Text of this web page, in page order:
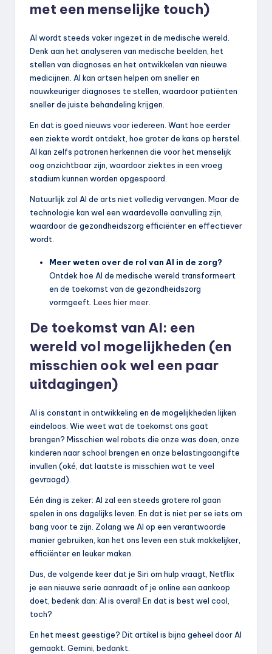
met een menselijke touch)
AI wordt steeds vaker ingezet in de medische wereld.
Denk aan het analyseren van medische beelden, het
stellen van diagnoses en het ontwikkelen van nieuwe
medicijnen. AI kan artsen helpen om sneller en
nauwkeuriger diagnoses te stellen, waardoor patiënten
sneller de juiste behandeling krijgen.
En dat is goed nieuws voor iedereen. Want hoe eerder
een ziekte wordt ontdekt, hoe groter de kans op herstel.
AI kan zelfs patronen herkennen die voor het menselijk
oog onzichtbaar zijn, waardoor ziektes in een vroeg
stadium kunnen worden opgespoord.
Natuurlijk zal AI de arts niet volledig vervangen. Maar de
technologie kan wel een waardevolle aanvulling zijn,
waardoor de gezondheidszorg efficiënter en effectiever
wordt.
Meer weten over de rol van AI in de zorg?
Ontdek hoe AI de medische wereld transformeert
en de toekomst van de gezondheidszorg
vormgeeft. Lees hier meer.
De toekomst van AI: een
wereld vol mogelijkheden (en
misschien ook wel een paar
uitdagingen)
AI is constant in ontwikkeling en de mogelijkheden lijken
eindeloos. Wie weet wat de toekomst ons gaat
brengen? Misschien wel robots die onze was doen, onze
kinderen naar school brengen en onze belastingaangifte
invullen (oké, dat laatste is misschien wat te veel
gevraagd).
Eén ding is zeker: AI zal een steeds grotere rol gaan
spelen in ons dagelijks leven. En dat is niet per se iets om
bang voor te zijn. Zolang we AI op een verantwoorde
manier gebruiken, kan het ons leven een stuk makkelijker,
efficiënter en leuker maken.
Dus, de volgende keer dat je Siri om hulp vraagt, Netflix
je een nieuwe serie aanraadt of je online een aankoop
doet, bedenk dan: AI is overal! En dat is best wel cool,
toch?
En het meest geestige? Dit artikel is bijna geheel door AI
gemaakt. Gemini, bedankt.